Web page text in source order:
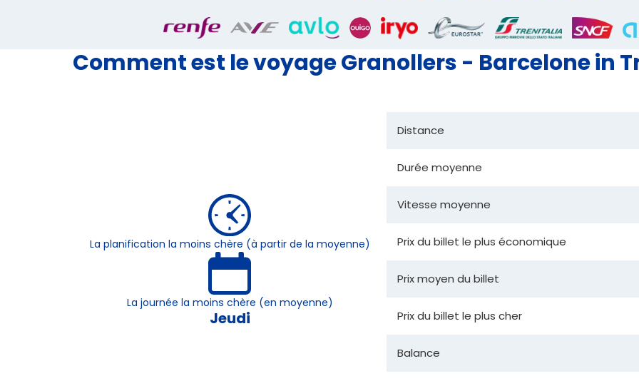
Comment est le voyage Granollers - Barcelone in
La planification la moins chère (à partir de la moyenne)
La journée la moins chère (en moyenne)
Jeudi
Distance
Durée moyenne
Vitesse moyenne
Prix du billet le plus économique
Prix moyen du billet
Prix du billet le plus cher
Balance